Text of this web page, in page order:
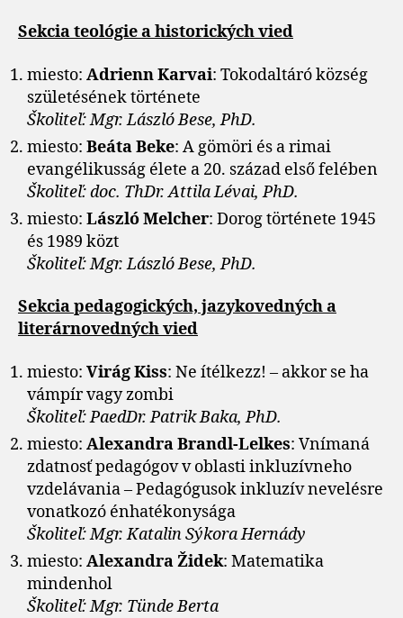
Sekcia teológie a historických vied
miesto: AdriennKarvai: Tokodaltáró község
születésének története
Školiteľ: Mgr. László Bese, PhD.
miesto: Beáta Beke: A gömöri és a rimai
evangélikusság élete a 20. század első felében
Školiteľ: doc. ThDr. Attila Lévai, PhD.
miesto: László Melcher: Dorog története 1945
és 1989 közt
Školiteľ: Mgr. László Bese, PhD.
Sekcia pedagogických, jazykovedných a
literárnovedných vied
miesto: Virág Kiss: Ne ítélkezz! – akkor se ha
vámpír vagy zombi
Školiteľ: PaedDr. Patrik Baka, PhD.
miesto: AlexandraBrandl-Lelkes: Vnímaná
zdatnosť pedagógov v oblasti inkluzívneho
vzdelávania – Pedagógusok inkluzív nevelésre
vonatkozó énhatékonysága
Školiteľ: Mgr. Katalin Sýkora Hernády
miesto: Alexandra Židek: Matematika
mindenhol
Školiteľ: Mgr. Tünde Berta